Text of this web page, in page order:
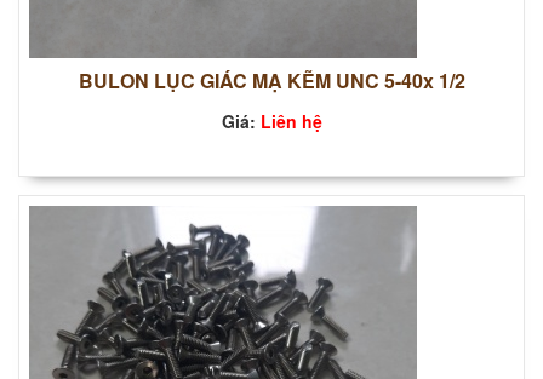
BULON LỤC GIÁC MẠ KẼM UNC 5-40x 1/2
Giá: Liên hệ